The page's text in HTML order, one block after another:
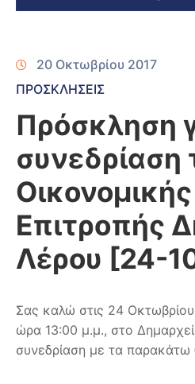
20 Οκτωβρίου 2017
ΠΡΟΣΚΛΗΣΕΙΣ
Πρόσκληση
συνεδρίαση
Οικονομικής
Επιτροπής
Λέρου [24-
Σας καλώ στις 24 Οκτωβρίου
ώρα 13:00 μ.μ., στο
συνεδρίαση με τα παρακάτω